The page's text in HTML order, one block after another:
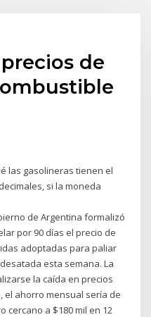
de
las gasolineras tienen el
si la moneda
de Argentina formalizó
por 90 días el precio de
adoptadas para paliar
esta semana. La
la caída en precios
el ahorro mensual sería de
cercano a $180 mil en 12